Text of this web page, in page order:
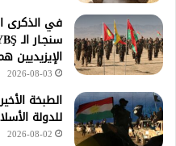
في الذكرى
الإيزيديين
2026-08-03
للدولة
2026-08-02